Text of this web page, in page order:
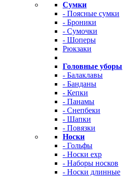
Сумки
- Поясные сумки
- Броники
- Сумочки
- Шоперы
Рюкзаки
Головные уборы
- Балаклавы
- Банданы
- Кепки
- Панамы
- Снепбеки
- Шапки
- Повязки
Носки
- Гольфы
- Носки exp
- Наборы носков
- Носки длинные